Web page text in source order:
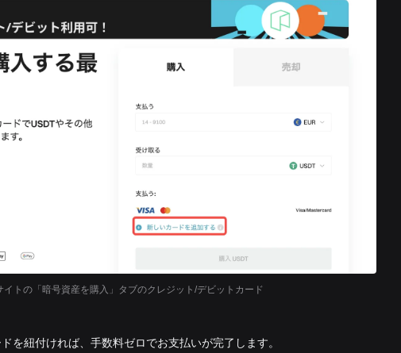
イトの「暗号資産を購入」タブのクレジット/デビットカード
を紐付ければ、手数料ゼロでお支払いが完了します。